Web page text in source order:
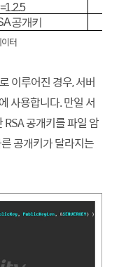
공개키
터
이루어진 경우, 서버
사용합니다. 만일 서
공개키를 파일 암
공개키가 달라지는